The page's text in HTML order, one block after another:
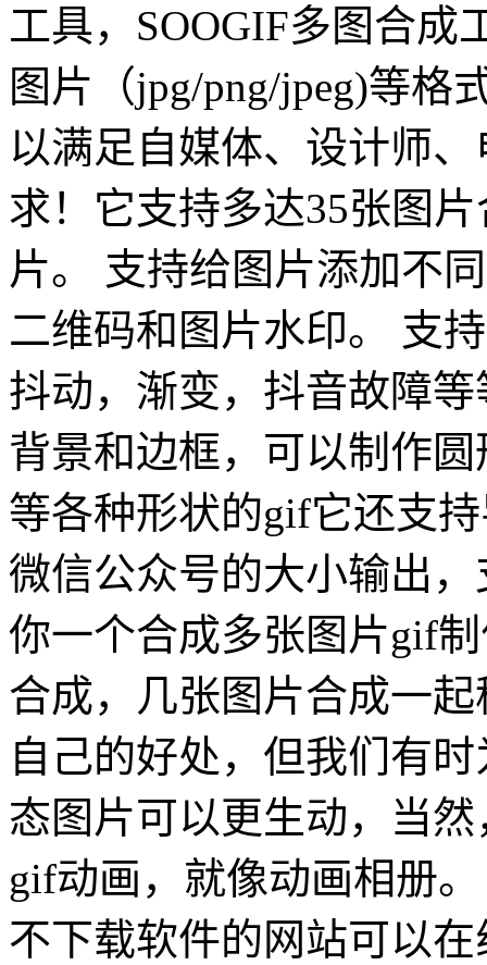
工具，SOOGIF多图合成
图片（jpg/png/jpeg)等格
以满足自媒体、设计师
求！它支持多达35张图
片。 支持给图片添加不
二维码和图片水印。 支
抖动，渐变，抖音故障
背景和边框，可以制作
等各种形状的gif它还支
微信公众号的大小输出
你一个合成多张图片gif
合成，几张图片合成一
自己的好处，但我们有
态图片可以更生动，当
gif动画，就像动画相册
不下载软件的网站可以